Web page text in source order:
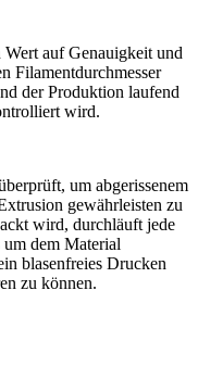
auf Genauigkeit und
Filamentdurchmesser
der Produktion laufend
wird.
um abgerissenem
gewährleisten zu
wird, durchläuft jede
um dem Material
blasenfreies Drucken
zu können.